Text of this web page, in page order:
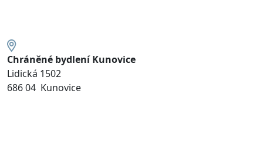
Chráněné bydlení Kunovice
Lidická 1502
686 04 Kunovice